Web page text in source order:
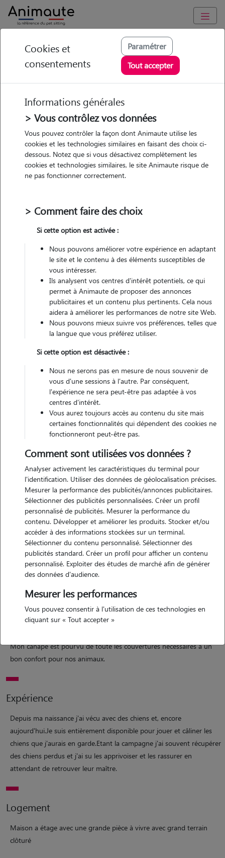
Animaute Bretagne / Mordelles
MAGALI - Petsitter à
BREAL SOUS
MONTFORT
8 avis
• 69 ans
2 animaux Maison
Véhiculé
Gardes réalisées
Motivation
Je suis actuellement à la retraite. Lorsque j'étais en activité j'ai utilisé
J'ai été conquise par l'expérience, faire garder Blanche dans un
environnement familial était super.
Je peux offrir un cadre magnifique, la maison est située dans un
Mon canapé est pourvu de toute les couvertures nécessaires à un
bon confort pour nos animaux.
Expérience
Depuis ma naissance j'ai vécu avec des chiens et, encore
aujourd'hui.Je suis entièrement disponible pour jouer et câliner les
chiens que j'aurais en garde.Etant la campagne j'ai souvent récupérer
des chiens perdus et j'ai su les apprivoiser et les rassurer en
attendant de retrouver leur maître.
Logement
Maison a étage avec une grande pièce à vivre avec grand terrain
clôturé
Cookies et
consentements
Paramétrer
Tout accepter
Informations générales
> Vous contrôlez vos données
Vous pouvez contrôler la façon dont Animaute utilise les
cookies et les technologies similaires en faisant des choix ci-
dessous. Notez que si vous désactivez complètement les
cookies et technologies similaires, le site Animaute risque de
ne pas fonctionner correctement.
> Comment faire des choix
Si cette option est activée :
Nous pouvons améliorer votre expérience en adaptant
le site et le contenu à des éléments susceptibles de
vous intéresser.
Ils analysent vos centres d'intérêt potentiels, ce qui
permet à Animaute de proposer des annonces
publicitaires et un contenu plus pertinents. Cela nous
aidera à améliorer les performances de notre site Web.
Nous pouvons mieux suivre vos préférences, telles que
la langue que vous préférez utiliser.
Si cette option est désactivée :
Nous ne serons pas en mesure de nous souvenir de
vous d'une sessions à l'autre. Par conséquent,
l'expérience ne sera peut-être pas adaptée à vos
centres d'intérêt.
Vous aurez toujours accès au contenu du site mais
certaines fonctionnalités qui dépendent des cookies ne
fonctionneront peut-être pas.
Comment sont utilisées vos données ?
Analyser activement les caractéristiques du terminal pour
l'identification. Utiliser des données de géolocalisation précises.
Mesurer la performance des publicités/annonces publicitaires.
Sélectionner des publicités personnalisées. Créer un profil
personnalisé de publicités. Mesurer la performance du
contenu. Développer et améliorer les produits. Stocker et/ou
accéder à des informations stockées sur un terminal.
Sélectionner du contenu personnalisé. Sélectionner des
publicités standard. Créer un profil pour afficher un contenu
personnalisé. Exploiter des études de marché afin de générer
des données d'audience.
Mesurer les performances
Vous pouvez consentir à l'utilisation de ces technologies en
cliquant sur « Tout accepter »